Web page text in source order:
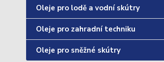
Oleje pro lodě a vodní skútry
Oleje pro zahradní techniku
Oleje pro sněžné skútry